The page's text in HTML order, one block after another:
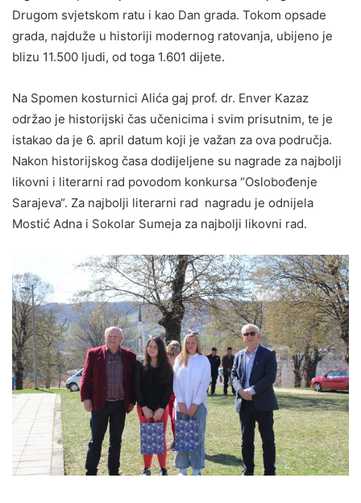
Drugom svjetskom ratu i kao Dan grada. Tokom opsade
grada, najduže u historiji modernog ratovanja, ubijeno je
blizu 11.500 ljudi, od toga 1.601 dijete.
Na Spomen kosturnici Alića gaj prof. dr. Enver Kazaz
održao je historijski čas učenicima i svim prisutnim, te je
istakao da je 6. april datum koji je važan za ova područja.
Nakon historijskog časa dodijeljene su nagrade za najbolji
likovni i literarni rad povodom konkursa “Oslobođenje
Sarajeva“. Za najbolji literarni rad nagradu je odnijela
Mostić Adna i Sokolar Sumeja za najbolji likovni rad.